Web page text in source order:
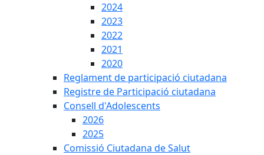
2024
2023
2022
2021
2020
Reglament de participació ciutadana
Registre de Participació ciutadana
Consell d'Adolescents
2026
2025
Comissió Ciutadana de Salut